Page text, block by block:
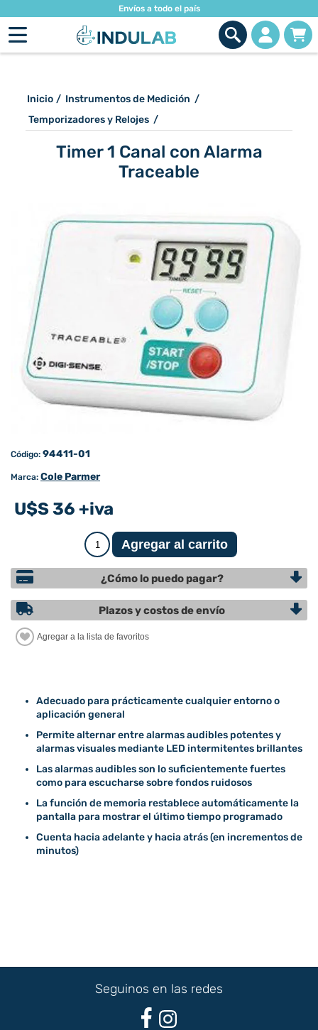
Envíos a todo el país
Inicio / Instrumentos de Medición /
Temporizadores y Relojes /
Timer 1 Canal con Alarma
Traceable
Código: 94411-01
Marca: Cole Parmer
U$S 36 +iva
¿Cómo lo puedo pagar?
Plazos y costos de envío
Adecuado para prácticamente cualquier entorno o
aplicación general
Permite alternar entre alarmas audibles potentes y
alarmas visuales mediante LED intermitentes brillantes
Las alarmas audibles son lo suficientemente fuertes
como para escucharse sobre fondos ruidosos
La función de memoria restablece automáticamente la
pantalla para mostrar el último tiempo programado
Cuenta hacia adelante y hacia atrás (en incrementos de
minutos)
Seguinos en las redes